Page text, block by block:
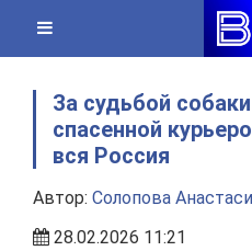
content
За судьбой
спасенной
вся Россия
Автор: Солопова
28.02.2026 11:21